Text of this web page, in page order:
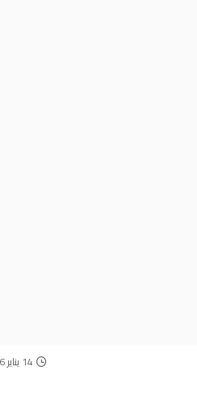
14 يناير 2026 - 16:57